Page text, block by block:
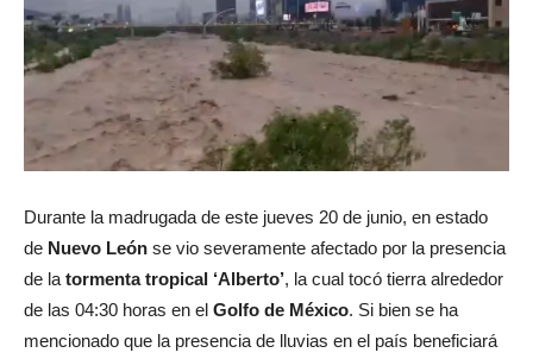
Durante la madrugada de este jueves 20 de junio, en estado
de Nuevo León se vio severamente afectado por la presencia
de la tormenta tropical ‘Alberto’, la cual tocó tierra alrededor
de las 04:30 horas en el Golfo de México. Si bien se ha
mencionado que la presencia de lluvias en el país beneficiará